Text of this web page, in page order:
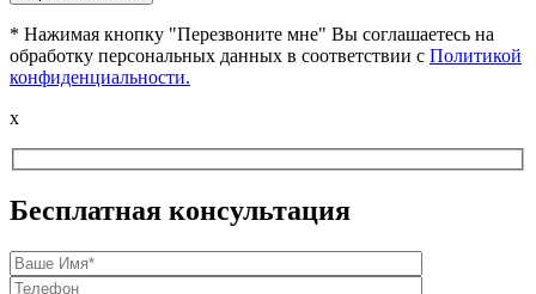
* Нажимая кнопку "Перезвоните мне" Вы соглашаетесь на
обработку персональных данных в соответствии с Политикой
конфиденциальности.
x
Бесплатная консультация